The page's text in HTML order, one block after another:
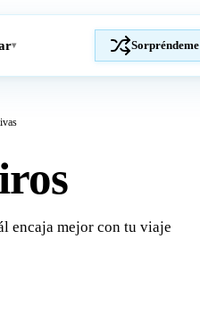
▾ Sorpréndeme
encaja mejor con tu viaje